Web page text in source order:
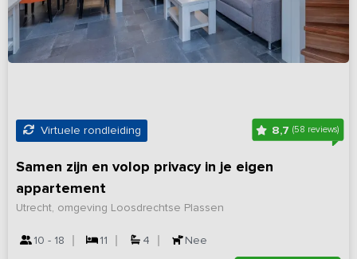
Virtuele rondleiding 8,7 (58 reviews)
Samen zijn en volop privacy in je eigen
appartement
Utrecht, omgeving Loosdrechtse Plassen
10 - 18 11 4 Nee